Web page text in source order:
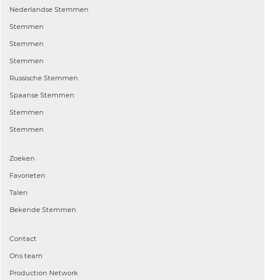
Nederlandse Stemmen
Stemmen
Stemmen
Stemmen
Russische Stemmen
Spaanse Stemmen
Stemmen
Stemmen
Zoeken
Favorieten
Talen
Bekende Stemmen
Contact
Ons team
Production Network